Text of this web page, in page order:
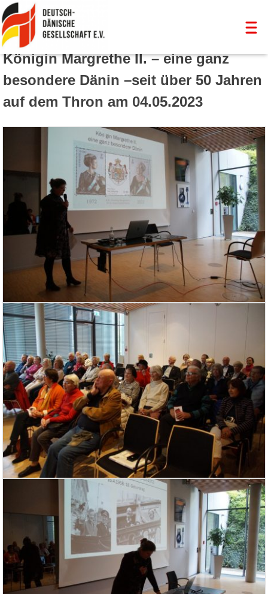
Skip
content
Königin Margrethe II. – eine ganz
besondere Dänin –seit über 50 Jahren
auf dem Thron am 04.05.2023